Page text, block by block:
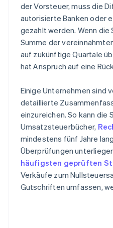
der Vorsteuer, muss die
autorisierte Banken oder
gezahlt werden. Wenn
Summe der
auf zukünftige Quartale
hat Anspruch auf eine
Einige Unternehmen sind
detaillierte
einzureichen. So kann
Umsatzsteuerbücher,
mindestens fünf Jahre
Überprüfungen
häufigsten geprüften
Verkäufe zum
Gutschriften umfassen,